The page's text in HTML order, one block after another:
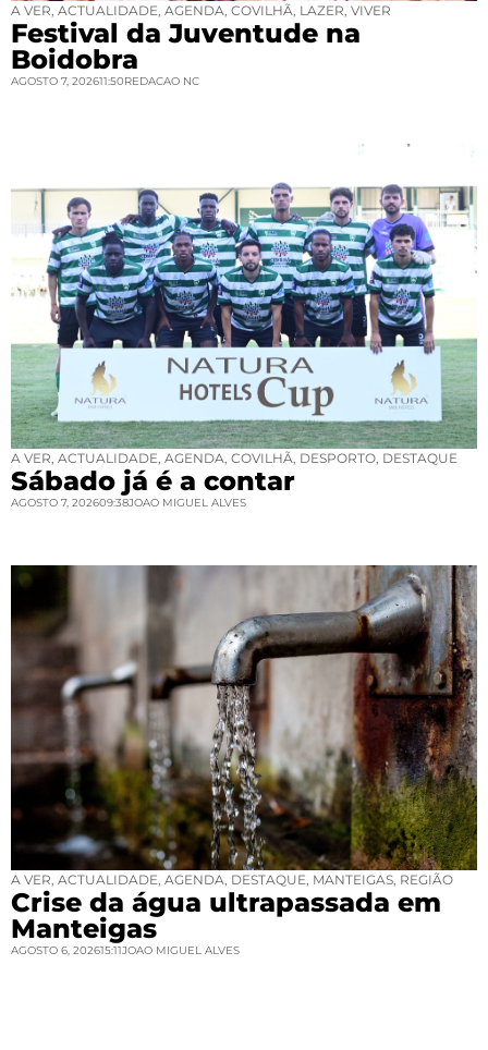
A VER ACTUALIDADE AGENDA COVILHÃ LAZER VIVER
Festival da Juventude na
Boidobra
AGOSTO 7, 202611:50REDACAO NC
A VER ACTUALIDADE AGENDA COVILHÃ DESPORTO DESTAQUE
Sábado já é a contar
AGOSTO 7, 202609:38JOAO MIGUEL ALVES
A VER ACTUALIDADE AGENDA DESTAQUE MANTEIGAS REGIÃO
Crise da água ultrapassada em
Manteigas
AGOSTO 6, 202615:11JOAO MIGUEL ALVES